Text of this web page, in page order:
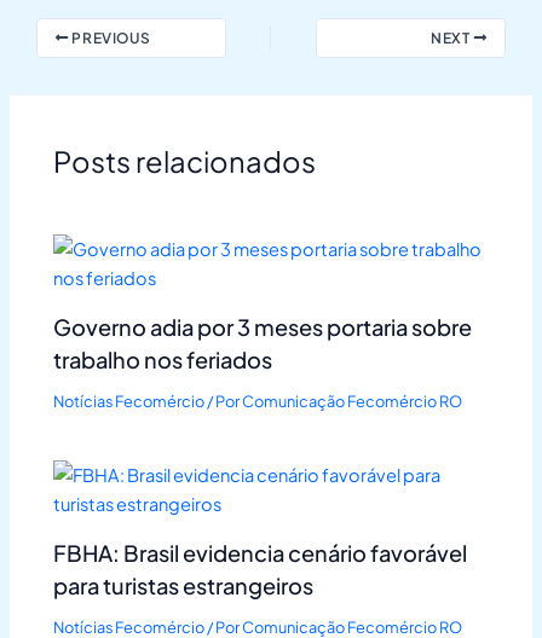
PREVIOUS NEXT
Posts relacionados
Governo adia por 3 meses portaria sobre
trabalho nos feriados
Notícias Fecomércio/ PorComunicação Fecomércio RO
FBHA: Brasil evidencia cenário favorável
para turistas estrangeiros
Notícias Fecomércio/ PorComunicação Fecomércio RO